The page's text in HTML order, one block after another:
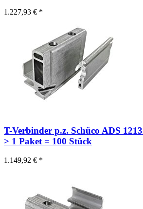
1.227,93 € *
T-Verbinder p.z. Schüco ADS
> 1 Paket = 100 Stück
1.149,92 € *